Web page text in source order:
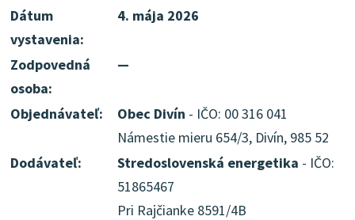
Dátum
vystavenia:
4. mája 2026
Zodpovedná
osoba:
—
Objednávateľ: Obec Divín - IČO: 00 316 041
Námestie mieru 654/3, Divín, 985 52
Dodávateľ:
Stredoslovenská energetika - IČO:
51865467
Pri Rajčianke 8591/4B